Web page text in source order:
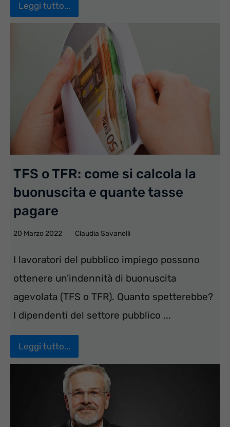
Leggi tutto...
TFS o TFR: come si calcola la
buonuscita e quante tasse
pagare
20 Marzo 2022 Claudia Savanelli
I lavoratori del pubblico impiego possono
ottenere un’indennità di buonuscita
agevolata (TFS o TFR). Quanto spetterebbe?
I dipendenti del settore pubblico ...
Leggi tutto...